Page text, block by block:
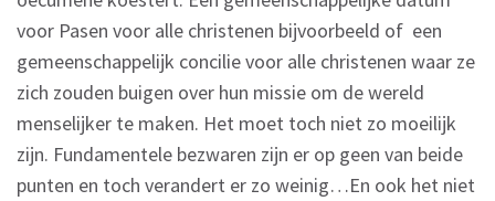
voor Pasen voor alle christenen bijvoorbeeld of een
gemeenschappelijk concilie voor alle christenen waar ze
zich zouden buigen over hun missie om de wereld
menselijker te maken. Het moet toch niet zo moeilijk
zijn. Fundamentele bezwaren zijn er op geen van beide
punten en toch verandert er zo weinig…En ook het niet